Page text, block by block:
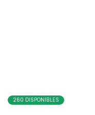
260 DISPONIBLES